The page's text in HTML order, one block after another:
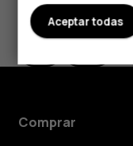
¿Te ha
Comprar
Aceptar todas